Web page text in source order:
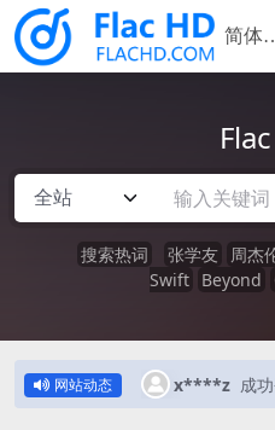
搜索热词 张学友 周杰
Swift Beyond
网站动态
时前 n*****o 成